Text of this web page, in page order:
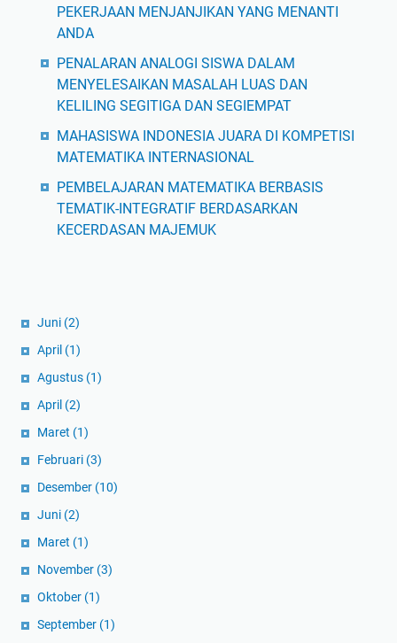
PEKERJAAN MENJANJIKAN YANG MENANTI
ANDA
PENALARAN ANALOGI SISWA DALAM
MENYELESAIKAN MASALAH LUAS DAN
KELILING SEGITIGA DAN SEGIEMPAT
MAHASISWA INDONESIA JUARA DI KOMPETISI
MATEMATIKA INTERNASIONAL
PEMBELAJARAN MATEMATIKA BERBASIS
TEMATIK-INTEGRATIF BERDASARKAN
KECERDASAN MAJEMUK
Juni (2)
April (1)
Agustus (1)
April (2)
Maret (1)
Februari (3)
Desember (10)
Juni (2)
Maret (1)
November (3)
Oktober (1)
September (1)